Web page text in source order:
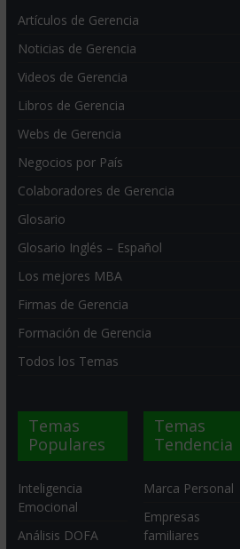
Artículos de Gerencia
Noticias de Gerencia
Videos de Gerencia
Libros de Gerencia
Webs de Gerencia
Negocios por País
Colaboradores de Gerencia
Glosario
Glosario Inglés – Español
Los mejores MBA
Firmas de Gerencia
Formación de Gerencia
Todos los Temas
Temas
Populares
Inteligencia
Emocional
Análisis DOFA
Temas
Tendencia
Marca Personal
Empresas
familiares